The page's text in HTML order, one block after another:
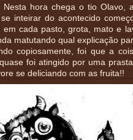
Nesta hora chega o tio Olavo,
inteirar do acontecido
em cada pasto, grota, mato e
matutando qual explicação
copiosamente, foi que a
foi atingido por uma
se deliciando com as fruita!!